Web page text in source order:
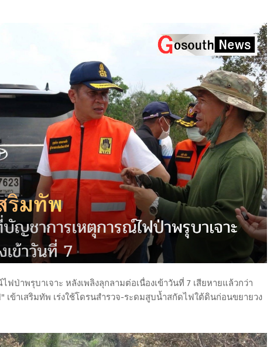
ป่าพรุบาเจาะ หลังเพลิงลุกลามต่อเนื่องเข้าวันที่ 7 เสียหายแล้วกว่า
เข้าเสริมทัพ เร่งใช้โดรนสำรวจ-ระดมสูบน้ำสกัดไฟใต้ดินก่อนขยายวง